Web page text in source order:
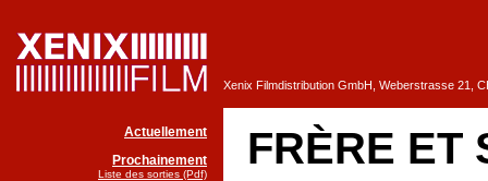
Xenix Filmdistribution GmbH, Weberstrasse 21,
Actuellement
Prochainement
Liste des sorties (Pdf)
FRÈRE ET